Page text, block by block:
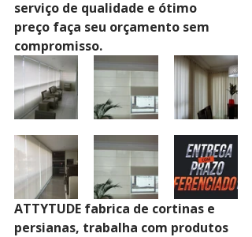
serviço de qualidade e ótimo
preço faça seu orçamento sem
compromisso.
ATTYTUDE fabrica de cortinas e
persianas, trabalha com produtos